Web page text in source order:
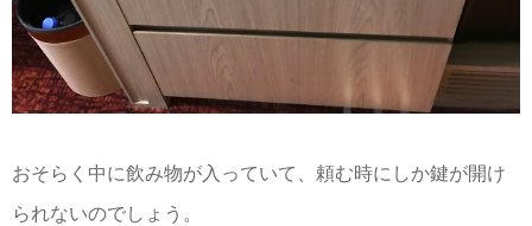
おそらく中に飲み物が入っていて、頼む時にしか鍵が開け
られないのでしょう。